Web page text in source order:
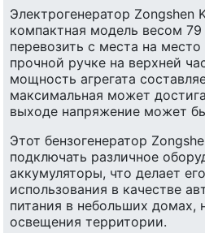
Электрогенератор Zongshen
компактная модель весом 79
перевозить с места на
прочной ручке на верхней
мощность агрегата
максимальная может
выходе напряжение может
Этот бензогенератор
подключать различное
аккумуляторы, что делает
использования в качестве
питания в небольших домах,
освещения территории.